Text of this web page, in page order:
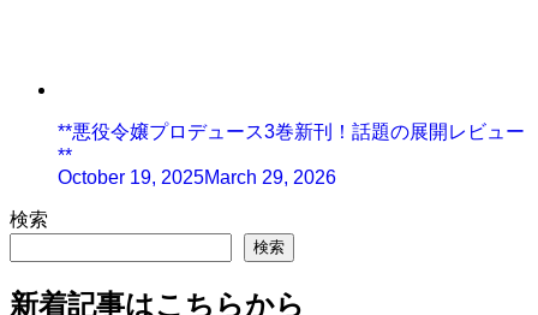
**悪役令嬢プロデュース3巻新刊！話題の展開レビュー
**
October 19, 2025March 29, 2026
検索
検索
新着記事はこちらから